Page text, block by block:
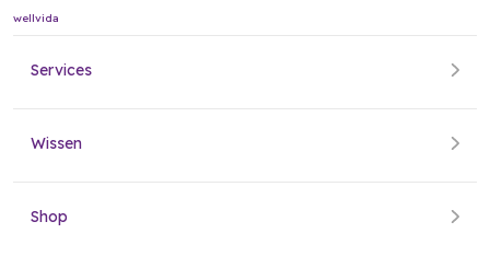
wellvida
Services
Wissen
Shop